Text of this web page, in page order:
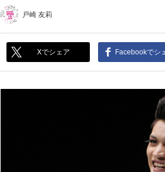
戸崎 友莉
Xでシェア Facebookでシ